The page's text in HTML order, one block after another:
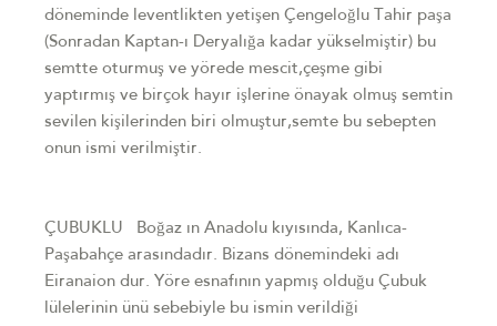
döneminde leventlikten yetişen Çengeloğlu Tahir paşa
(Sonradan Kaptan-ı Deryalığa kadar yükselmiştir) bu
semtte oturmuş ve yörede mescit,çeşme gibi
yaptırmış ve birçok hayır işlerine önayak olmuş semtin
sevilen kişilerinden biri olmuştur,semte bu sebepten
onun ismi verilmiştir.
ÇUBUKLU Boğaz ın Anadolu kıyısında, Kanlıca-
Paşabahçe arasındadır. Bizans dönemindeki adı
Eiranaion dur. Yöre esnafının yapmış olduğu Çubuk
lülelerinin ünü sebebiyle bu ismin verildiği